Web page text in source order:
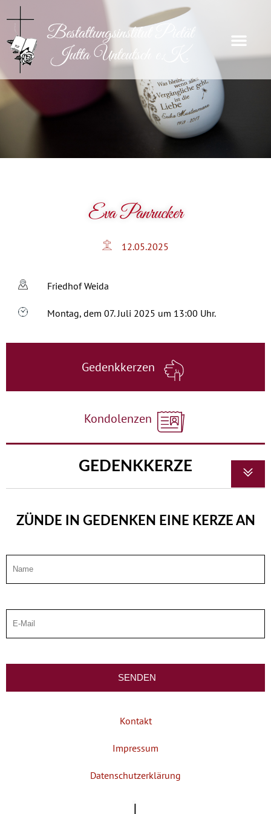
Eva Panrucker
12.05.2025
Friedhof Weida
Montag, dem 07. Juli 2025 um 13:00 Uhr.
Gedenkkerzen
Kondolenzen
GEDENKKERZE
ZÜNDE IN GEDENKEN EINE KERZE AN
Kontakt
Impressum
Datenschutzerklärung